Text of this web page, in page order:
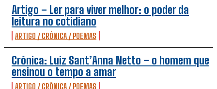
Artigo – Ler para viver melhor: o poder da
leitura no cotidiano
ARTIGO / CRÔNICA / POEMAS
Crônica: Luiz Sant’Anna Netto – o homem que
ensinou o tempo a amar
ARTIGO / CRÔNICA / POEMAS